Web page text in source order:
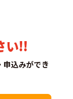
い!!
申込みができ